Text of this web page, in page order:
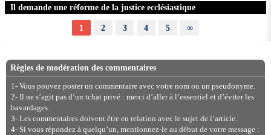
Il demande une réforme de la justice ecclésiastique
1 2 3 4 5 ∞
Règles de modération des commentaires
1- Vous pouvez poster un commentaire avec votre nom ou un pseudonyme.
2- Il ne s’agit pas d’un tchat privé : merci d’aller à l’essentiel et d’éviter les
bavardages.
3- Les commentaires doivent être en relation avec le sujet de l’article.
4- Si vous répondez à quelqu’un, mentionnez-le au début de votre message :